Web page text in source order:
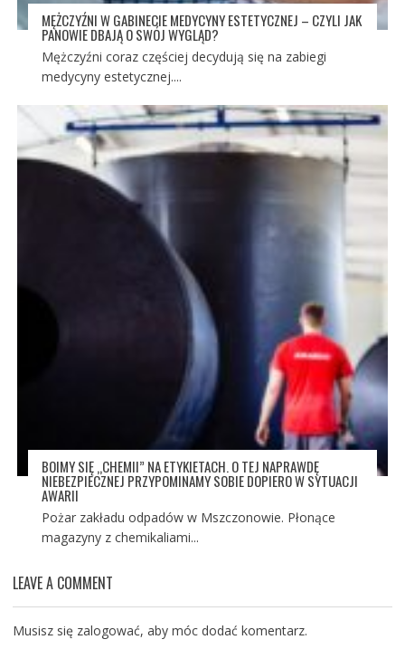
MĘŻCZYŹNI W GABINECIE MEDYCYNY ESTETYCZNEJ – CZYLI JAK
PANOWIE DBAJĄ O SWÓJ WYGLĄD?
Mężczyźni coraz częściej decydują się na zabiegi
medycyny estetycznej....
BOIMY SIĘ „CHEMII” NA ETYKIETACH. O TEJ NAPRAWDĘ
NIEBEZPIECZNEJ PRZYPOMINAMY SOBIE DOPIERO W SYTUACJI
AWARII
Pożar zakładu odpadów w Mszczonowie. Płonące
magazyny z chemikaliami...
LEAVE A COMMENT
Musisz się zalogować, aby móc dodać komentarz.